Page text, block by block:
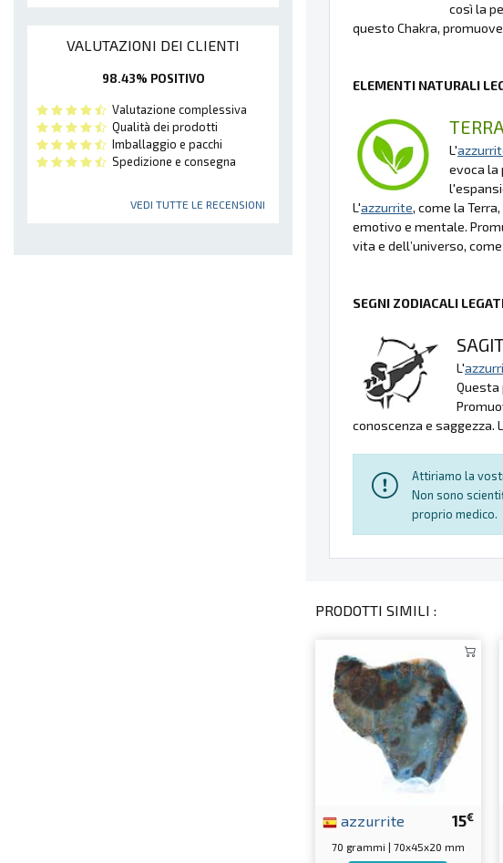
VALUTAZIONI DEI CLIENTI
98.43% POSITIVO
Valutazione complessiva
Qualità dei prodotti
Imballaggio e pacchi
Spedizione e consegna
VEDI TUTTE LE RECENSIONI
così la
questo Chakra,
ELEMENTI NATURALI
TERRA
L'
evoca la
L'azzurrite, come la
emotivo e mentale.
vita e dell’universo,
SEGNI ZODIACALI
L'
Questa
conoscenza e saggezza.
Attiriamo la
Non sono
proprio medico.
PRODOTTI SIMILI :
15€
azzurrite
70 grammi | 70x45x20 mm